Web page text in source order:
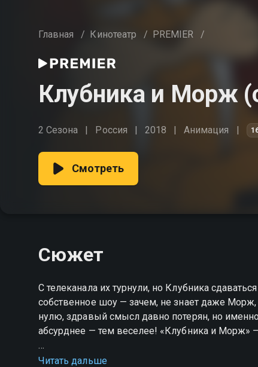
Главная / Кинотеатр / PREMIER /
Клубника и Морж
2 Сезона Россия 2018 Анимация
Смотреть
Сюжет
С телеканала их турнули, но Клубника
собственное шоу — зачем, не знает даже Морж,
нулю, здравый смысл давно потерян, но
абсурднее — тем веселее! «Клубника и Морж»
Посмотреть онлайн 1 сезон сериала
Читать дальше